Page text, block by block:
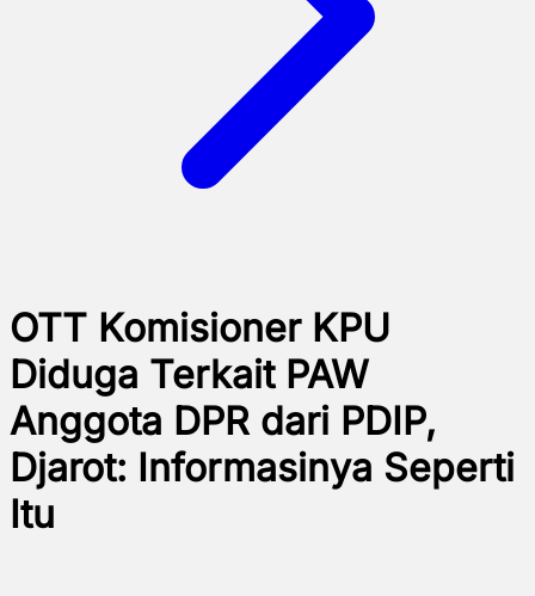
OTT Komisioner KPU
Diduga Terkait PAW
Anggota DPR dari PDIP,
Djarot: Informasinya Seperti
Itu